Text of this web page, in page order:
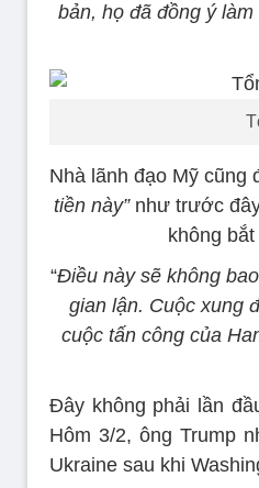
bản, họ đã đồng ý làm
Nhà lãnh đạo Mỹ cũng
tiền này”như trước
không
“Điều này sẽ không
gian lận. Cuộc xung
cuộc tấn công của
Đây không phải lần
Hôm 3/2, ông Trump
Ukraine sau khi